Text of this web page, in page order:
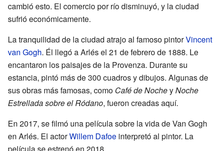
cambió esto. El comercio por río disminuyó, y la ciudad
sufrió económicamente.
La tranquilidad de la ciudad atrajo al famoso pintorVincent
van Gogh. Él llegó a Arlés el 21 de febrero de 1888. Le
encantaron los paisajes de la Provenza. Durante su
estancia, pintó más de 300 cuadros y dibujos. Algunas de
sus obras más famosas, como Café de NocheyNoche
Estrellada sobre el Ródano, fueron creadas aquí.
En 2017, se filmó una película sobre la vida de Van Gogh
en Arlés. El actorWillem Dafoe interpretó al pintor. La